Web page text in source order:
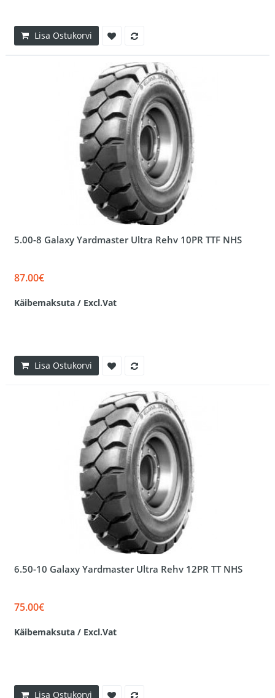
Lisa Ostukorvi
5.00-8 Galaxy Yardmaster Ultra Rehv 10PR TTF NHS
87.00€
Käibemaksuta / Excl.Vat
Lisa Ostukorvi
6.50-10 Galaxy Yardmaster Ultra Rehv 12PR TT NHS
75.00€
Käibemaksuta / Excl.Vat
Lisa Ostukorvi